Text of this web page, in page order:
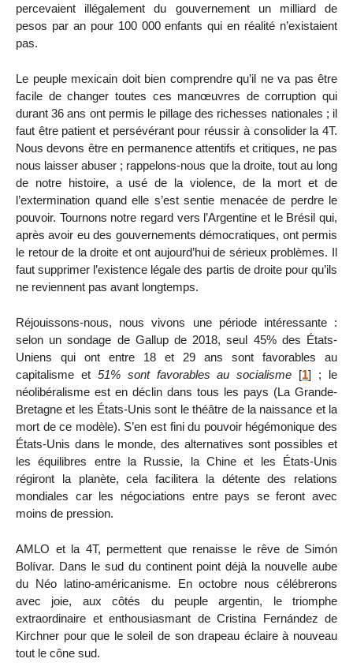
percevaient illégalement du gouvernement un milliard de
pesos par an pour 100 000 enfants qui en réalité n’existaient
pas.
Le peuple mexicain doit bien comprendre qu’il ne va pas être
facile de changer toutes ces manœuvres de corruption qui
durant 36 ans ont permis le pillage des richesses nationales ; il
faut être patient et persévérant pour réussir à consolider la 4T.
Nous devons être en permanence attentifs et critiques, ne pas
nous laisser abuser ; rappelons-nous que la droite, tout au long
de notre histoire, a usé de la violence, de la mort et de
l’extermination quand elle s’est sentie menacée de perdre le
pouvoir. Tournons notre regard vers l’Argentine et le Brésil qui,
après avoir eu des gouvernements démocratiques, ont permis
le retour de la droite et ont aujourd’hui de sérieux problèmes. Il
faut supprimer l’existence légale des partis de droite pour qu’ils
ne reviennent pas avant longtemps.
Réjouissons-nous, nous vivons une période intéressante :
selon un sondage de Gallup de 2018, seul 45% des États-
Uniens qui ont entre 18 et 29 ans sont favorables au
capitalisme et 51% sont favorables au socialisme [1] ; le
néolibéralisme est en déclin dans tous les pays (La Grande-
Bretagne et les États-Unis sont le théâtre de la naissance et la
mort de ce modèle). S’en est fini du pouvoir hégémonique des
États-Unis dans le monde, des alternatives sont possibles et
les équilibres entre la Russie, la Chine et les États-Unis
régiront la planète, cela facilitera la détente des relations
mondiales car les négociations entre pays se feront avec
moins de pression.
AMLO et la 4T, permettent que renaisse le rêve de Simón
Bolívar. Dans le sud du continent point déjà la nouvelle aube
du Néo latino-américanisme. En octobre nous célébrerons
avec joie, aux côtés du peuple argentin, le triomphe
extraordinaire et enthousiasmant de Cristina Fernández de
Kirchner pour que le soleil de son drapeau éclaire à nouveau
tout le cône sud.